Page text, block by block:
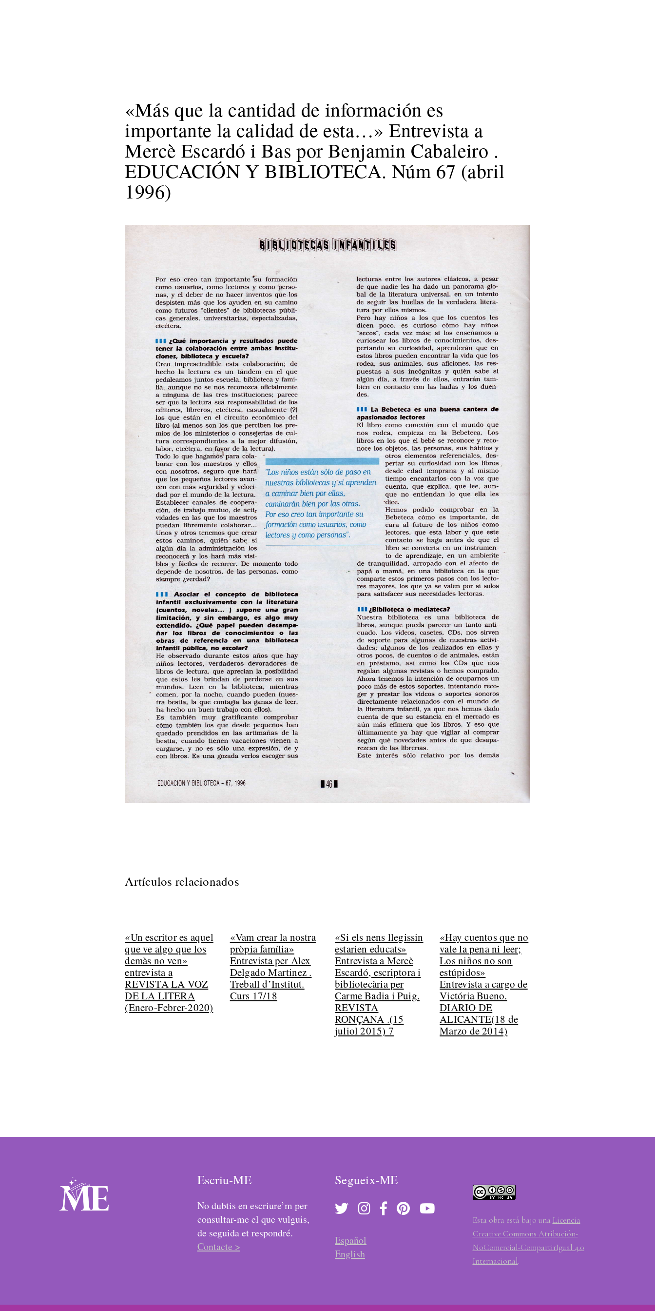
«Más que la cantidad de información es
importante la calidad de esta…» Entrevista a
Mercè Escardó i Bas por Benjamin Cabaleiro .
EDUCACIÓN Y BIBLIOTECA. Núm 67 (abril
1996)
Artículos relacionados
«Un escritor es aquel
que ve algo que los
demàs no ven»
entrevista a
REVISTA LA VOZ
DE LA LITERA
(Enero-Febrer-2020)
«Vam crear la nostra
pròpia família»
Entrevista per Alex
Delgado Martinez .
Treball d’Institut.
Curs 17/18
«Si els nens llegissin
estarien educats»
Entrevista a Mercè
Escardó, escriptora i
bibliotecària per
Carme Badia i Puig.
REVISTA
RONÇANA .(15
juliol 2015) 7
«Hay cuentos que no
vale la pena ni leer;
Los niños no son
estúpidos»
Entrevista a cargo de
Victória Bueno.
DIARIO DE
ALICANTE(18 de
Marzo de 2014)
Escriu-ME
No dubtis en escriure’m per
consultar-me el que vulguis,
de seguida et respondré.
Contacte >
Segueix-ME
Español
English
Esta obra está bajo una Licencia
Creative Commons Atribución-
NoComercial-CompartirIgual 4.0
Internacional.